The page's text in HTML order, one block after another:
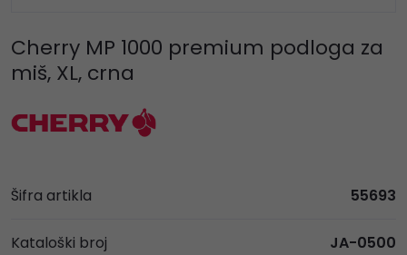
Cherry MP 1000 premium podloga za
miš, XL, crna
Šifra artikla 55693
Kataloški broj JA-0500